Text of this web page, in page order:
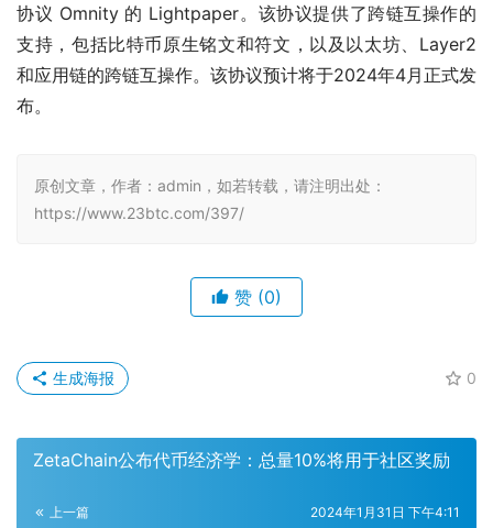
协议 Omnity 的 Lightpaper。该协议提供了跨链互操作的
支持，包括比特币原生铭文和符文，以及以太坊、Layer2
和应用链的跨链互操作。该协议预计将于2024年4月正式发
布。
原创文章，作者：admin，如若转载，请注明出处：
https://www.23btc.com/397/
赞 (0)
0
生成海报
ZetaChain公布代币经济学：总量10%将用于社区奖励
上一篇 2024年1月31日 下午4:11